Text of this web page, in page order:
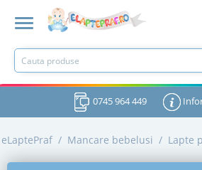
0745 964 449
eLaptePraf / Mancare bebelusi / Lapte